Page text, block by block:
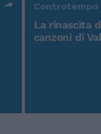
Controtempo
La rinascita
canzoni di